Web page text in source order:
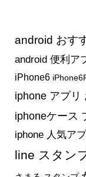
android おす
android 便利ア
iPhone6
iphone アプリ
iphoneケース
iphone 人気ア
line スタン